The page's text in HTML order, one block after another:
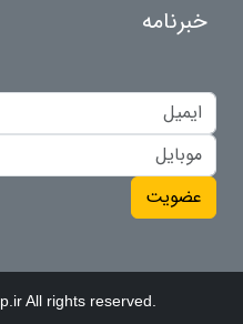
خبرنامه
عضویت
All rights reserved.